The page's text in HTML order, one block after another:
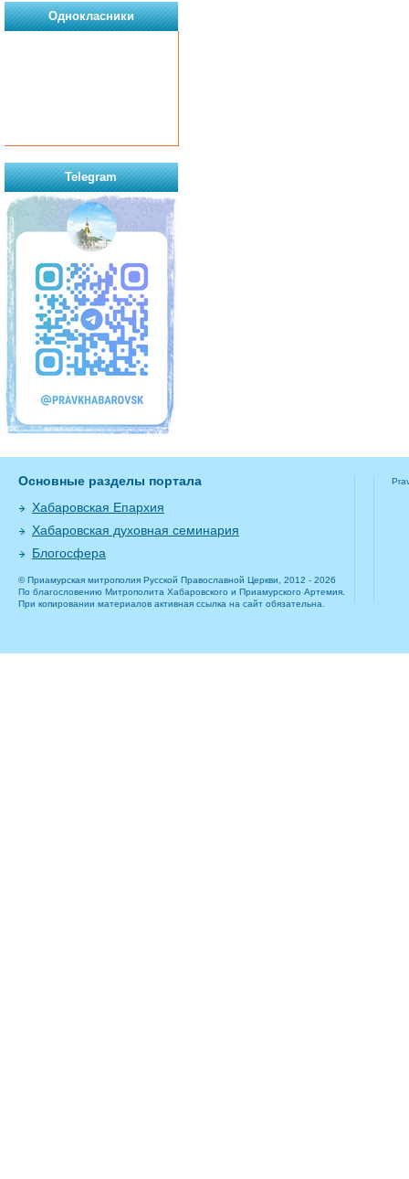
Однокласники
Telegram
Основные разделы портала
Хабаровская Епархия
Хабаровская духовная семинария
Блогосфера
© Приамурская митрополия Русской Православной Церкви, 2012 - 2026
По благословению Митрополита Хабаровского и Приамурского Артемия.
При копировании материалов активная ссылка на сайт обязательна.